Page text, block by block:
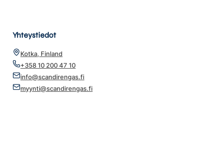
Yhteystiedot
Kotka, Finland
+358 10 200 47 10
info@scandirengas.fi
myynti@scandirengas.fi